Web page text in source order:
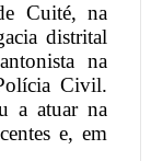
Cuité, na
distrital
na
Civil.
a atuar na
e, em